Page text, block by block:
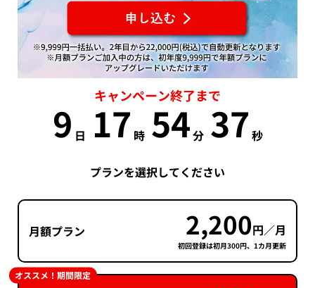
キャンペーン終了まで
9 日 17 時 54分 37 秒
プランを選択してください
月額プラン 2,200円／月
初回登録は初月300円、1カ月更新
オススメ！期間限定